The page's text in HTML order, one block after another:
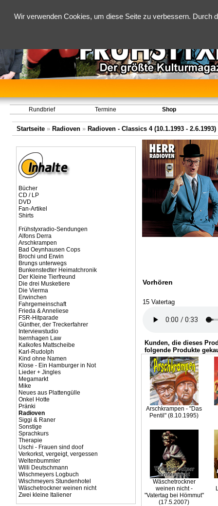
Wir verwenden Cookies, um diese Seite zu verbessern.
Rundbrief Termine Shop
Startseite» Radioven» Radioven - Classics 4 (10.1.1993 - 2.6.1993)
Bücher
CD / LP
DVD
Fan-Artikel
Shirts
Frühstyxradio-Sendungen
Alfons Derra
Arschkrampen
Bad Oeynhausen Cops
Brochi und Erwin
Brungs unterwegs
Bunkenstedter Heimatchronik
Der Kleine Tierfreund
Die drei Musketiere
Die Vierma
Erwinchen
Fahrgemeinschaft
Frieda & Anneliese
FSR-Hitparade
Günther, der Treckerfahrer
Interviewstudio
Isernhagen Law
Kalkofes Mattscheibe
Karl-Rudolph
Kind ohne Namen
Klose - Ein Hamburger in Not
Lieder + Jingles
Megamarkt
Mike
Neues aus Plattengülle
Onkel Hotte
Pränki
Radioven
Siggi & Raner
Sonstige
Sprachkurs
Therapie
Uschi - Frauen sind doof
Verkorkst, vergeigt, vergessen
Weltenbummler
Willi Deutschmann
Wischmeyers Logbuch
Wischmeyers Stundenhotel
Wäschetrockner weinen nicht
Zwei kleine Italiener
Vorhören
15 Vatertag
Kunden, die dieses
folgende Produkte
Arschkrampen - "Das
Pentil" (8.10.1995)
Wäschetrockner
weinen nicht -
"Vatertag bei Hömmut"
(17.5.2007)